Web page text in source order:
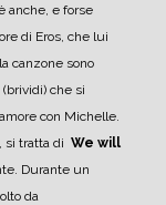
anche, e forse
di Eros, che lui
canzone sono
che si
con Michelle.
, si tratta di We will
Durante un
da